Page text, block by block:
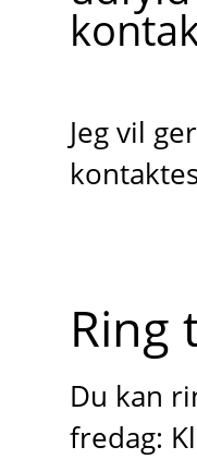
Jeg vil
Ring
Du kan
fredag: